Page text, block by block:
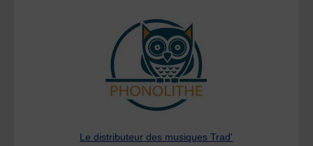
Le distributeur des musiques Trad'